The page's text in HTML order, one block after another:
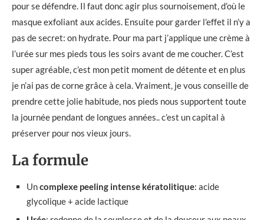
pour se défendre. Il faut donc agir plus sournoisement, d’où le
masque exfoliant aux acides. Ensuite pour garder l’effet il n’y a
pas de secret: on hydrate. Pour ma part j’applique une crème à
l’urée sur mes pieds tous les soirs avant de me coucher. C’est
super agréable, c’est mon petit moment de détente et en plus
je n’ai pas de corne grâce à cela. Vraiment, je vous conseille de
prendre cette jolie habitude, nos pieds nous supportent toute
la journée pendant de longues années.. c’est un capital à
préserver pour nos vieux jours.
La formule
Uncomplexe peeling intense kératolitique: acide
glycolique + acide lactique